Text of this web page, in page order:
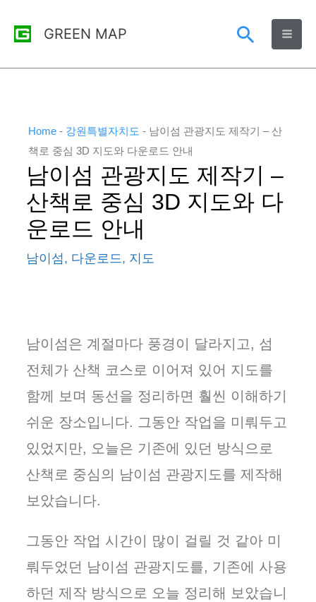
GREEN MAP
검
색
Home - 강원특별자치도 - 남이섬 관광지도 제작기 – 산
책로 중심 3D 지도와 다운로드 안내
남이섬 관광지도 제작기 –
산책로 중심 3D 지도와 다
운로드 안내
남이섬, 다운로드, 지도
남이섬은 계절마다 풍경이 달라지고, 섬
전체가 산책 코스로 이어져 있어 지도를
함께 보며 동선을 정리하면 훨씬 이해하기
쉬운 장소입니다. 그동안 작업을 미뤄두고
있었지만, 오늘은 기존에 있던 방식으로
산책로 중심의 남이섬 관광지도를 제작해
보았습니다.
그동안 작업 시간이 많이 걸릴 것 같아 미
뤄두었던 남이섬 관광지도를, 기존에 사용
하던 제작 방식으로 오늘 정리해 보았습니